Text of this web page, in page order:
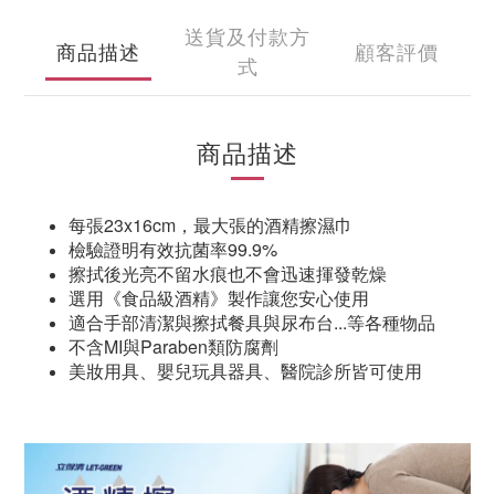
商品描述
送貨及付款方
式
顧客評價
商品描述
每張23x16cm，最大張的酒精擦濕巾
檢驗證明有效抗菌率99.9%
擦拭後光亮不留水痕也不會迅速揮發乾燥
選用《食品級酒精》製作讓您安心使用
適合手部清潔與擦拭餐具與尿布台...等各種物品
不含MI與Paraben類防腐劑
美妝用具、嬰兒玩具器具、醫院診所皆可使用